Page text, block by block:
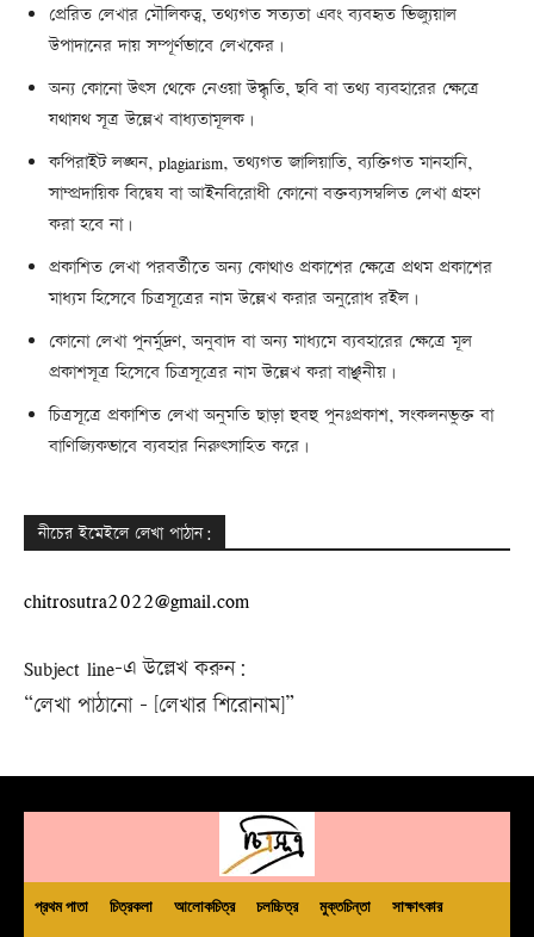
প্রেরিত লেখার মৌলিকত্ব, তথ্যগত সত্যতা এবং ব্যবহৃত ভিজ্যুয়াল
উপাদানের দায় সম্পূর্ণভাবে লেখকের।
অন্য কোনো উৎস থেকে নেওয়া উদ্ধৃতি, ছবি বা তথ্য ব্যবহারের ক্ষেত্রে
যথাযথ সূত্র উল্লেখ বাধ্যতামূলক।
কপিরাইট লঙ্ঘন, plagiarism, তথ্যগত জালিয়াতি, ব্যক্তিগত মানহানি,
সাম্প্রদায়িক বিদ্বেষ বা আইনবিরোধী কোনো বক্তব্যসম্বলিত লেখা গ্রহণ
করা হবে না।
প্রকাশিত লেখা পরবর্তীতে অন্য কোথাও প্রকাশের ক্ষেত্রে প্রথম প্রকাশের
মাধ্যম হিসেবে চিত্রসূত্রের নাম উল্লেখ করার অনুরোধ রইল।
কোনো লেখা পুনর্মুদ্রণ, অনুবাদ বা অন্য মাধ্যমে ব্যবহারের ক্ষেত্রে মূল
প্রকাশসূত্র হিসেবে চিত্রসূত্রের নাম উল্লেখ করা বাঞ্ছনীয়।
চিত্রসূত্রে প্রকাশিত লেখা অনুমতি ছাড়া হুবহু পুনঃপ্রকাশ, সংকলনভুক্ত বা
বাণিজ্যিকভাবে ব্যবহার নিরুৎসাহিত করে।
নীচের ইমেইলে লেখা পাঠান:
chitrosutra2022@gmail.com
Subject line-এ উল্লেখ করুন:
“লেখা পাঠানো – [লেখার শিরোনাম]”
প্রথম পাতা চিত্রকলা আলোকচিত্র চলচ্চিত্র মুক্তচিন্তা সাক্ষাৎকার